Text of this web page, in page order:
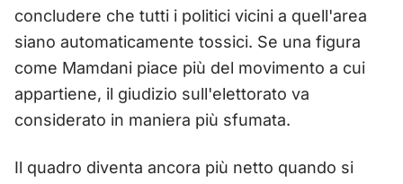
concludere che tutti i politici vicini a quell'area
siano automaticamente tossici. Se una figura
come Mamdani piace più del movimento a cui
appartiene, il giudizio sull'elettorato va
considerato in maniera più sfumata.
Il quadro diventa ancora più netto quando si